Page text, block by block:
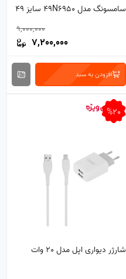
سامسونگ مدل 49N6950 سایز 49
9,000,000
7,200,000
افزودن به سبد
شارژر دیواری اپل مدل 20 وات
%20